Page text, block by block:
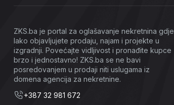
ZKS.ba je portal za oglašavanje nekretnina gdje
lako objavljujete prodaju, najam i projekte u
izgradnji. Povećajte vidljivost i pronađite kupce
brzo i jednostavno! ZKS.ba se ne bavi
posredovanjem u prodaji niti uslugama iz
domena agencija za nekretnine.
+387 32 981 672